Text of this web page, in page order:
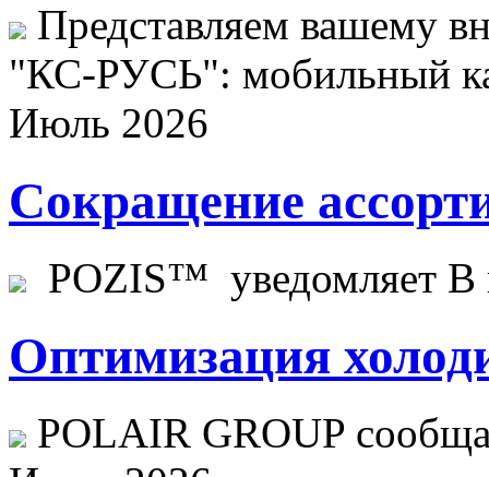
Представляем вашему
"КС-РУСЬ": мобильный
Июль 2026
Сокращение
POZIS™ уведомляет В
Оптимизация
POLAIR GROUP